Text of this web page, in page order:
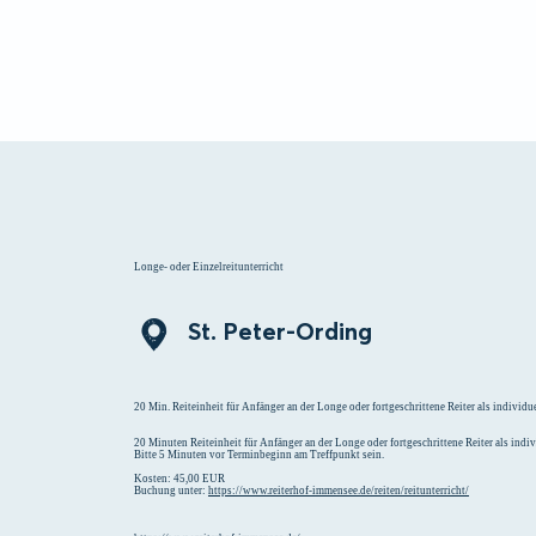
Longe- oder Einzelreitunterricht
St. Peter-Ording
20 Min. Reiteinheit für Anfänger an der Longe oder fortgeschrittene Reiter als
20 Minuten Reiteinheit für Anfänger an der Longe oder fortgeschrittene Reiter als
Bitte 5 Minuten vor Terminbeginn am Treffpunkt sein.
Kosten: 45,00 EUR
Buchung unter: https://www.reiterhof-immensee.de/reiten/reitunterricht/